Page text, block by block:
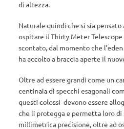
di altezza.
Naturale quindi che si sia pensato
ospitare il Thirty Meter Telescope
scontato, dal momento che
ha accolto a braccia aperte il
Oltre ad essere grandi come un
centinaia di specchi esagonali
questi colossi devono essere
che li protegga e permetta loro di
millimetrica precisione, oltre ad